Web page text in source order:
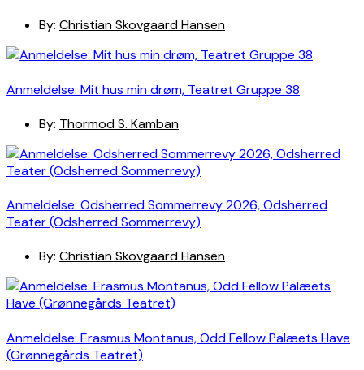
By: Christian Skovgaard Hansen
Anmeldelse: Mit hus min drøm, Teatret Gruppe 38
By: Thormod S. Kamban
Anmeldelse: Odsherred Sommerrevy 2026, Odsherred
Teater (Odsherred Sommerrevy)
By: Christian Skovgaard Hansen
Anmeldelse: Erasmus Montanus, Odd Fellow Palæets Have
(Grønnegårds Teatret)